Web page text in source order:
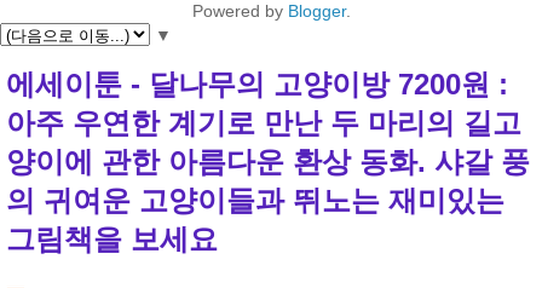
Powered by Blogger.
▼
에세이툰 - 달나무의 고양이방 7200원 :
아주 우연한 계기로 만난 두 마리의 길고
양이에 관한 아름다운 환상 동화. 샤갈 풍
의 귀여운 고양이들과 뛰노는 재미있는
그림책을 보세요